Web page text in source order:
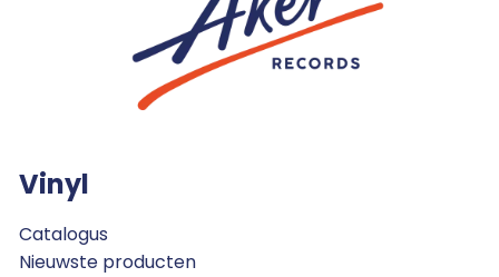
Vinyl
Catalogus
Nieuwste producten